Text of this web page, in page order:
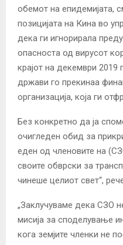
обемот на епидемијата,
позицијата на Кина во
дека ги игнорирала
опасноста од вирусот
крајот на декември 2019
држави го прекинаа
организација, која ги
Без конкретно да ја
очигледен обид за
еден од членовите на
своите обврски за
чинеше целиот свет“,
„Заклучуваме дека СЗО
мисија за споделување
кога земјите членки не